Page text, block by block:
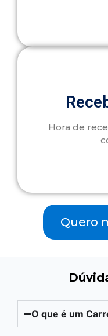
Hora de
Quero
O que é um